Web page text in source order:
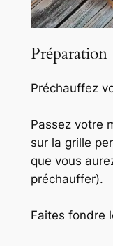
Préparation
Préchauffez
Passez votre
sur la grille
que vous
préchauffer).
Faites fondre